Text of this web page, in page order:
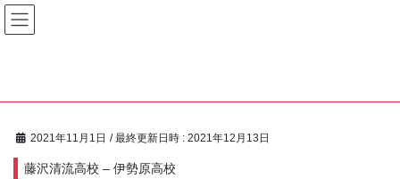
コ
ン
へ
ナ
ビ
ョ
2021年11月1日 / 最終更新日時 : 2021年12月13日
藤沢清流高校 – 伊勢原高校